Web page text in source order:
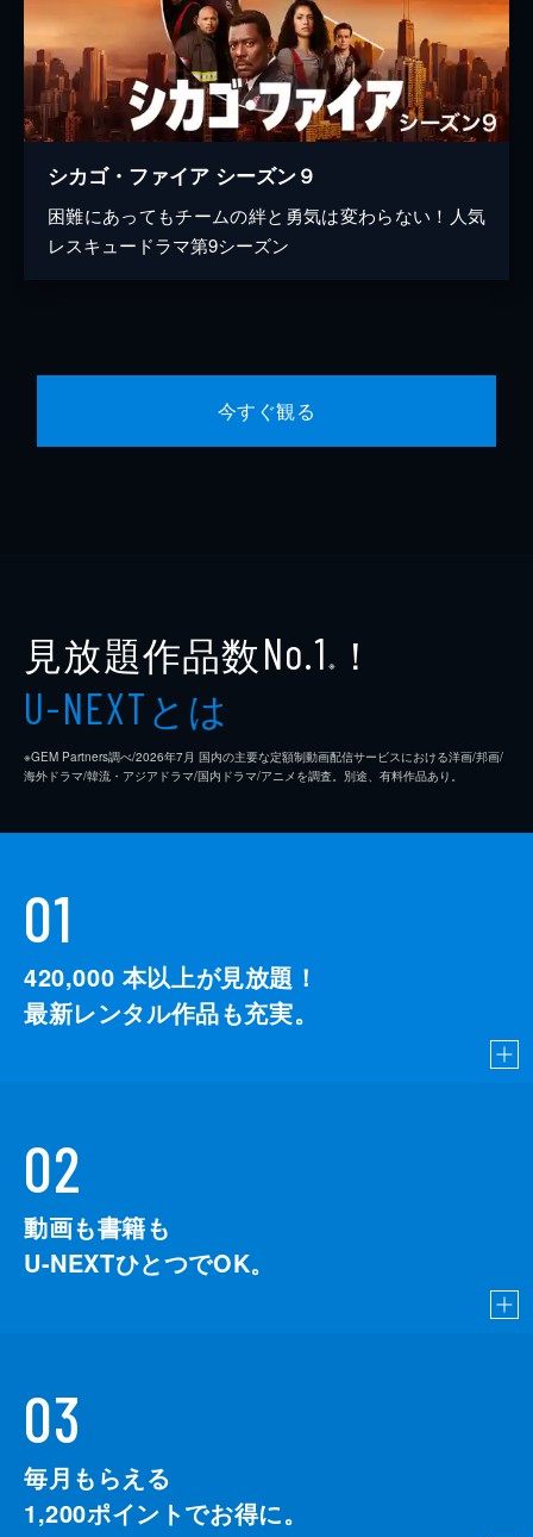
シカゴ・ファイア シーズン９
困難にあってもチームの絆と勇気は変わらない！人気
レスキュードラマ第9シーズン
今すぐ観る
見放題作品数No.1 ※ ！
U-NEXTとは
※GEM Partners調べ/2026年7⽉ 国内の主要な定額制動画配信サービスにおける洋画/邦画/
海外ドラマ/韓流・アジアドラマ/国内ドラマ/アニメを調査。別途、有料作品あり。
01
420,000 本以上が見放題！
最新レンタル作品も充実。
02
動画も書籍も
U-NEXTひとつでOK。
03
毎月もらえる
1,200ポイントでお得に。